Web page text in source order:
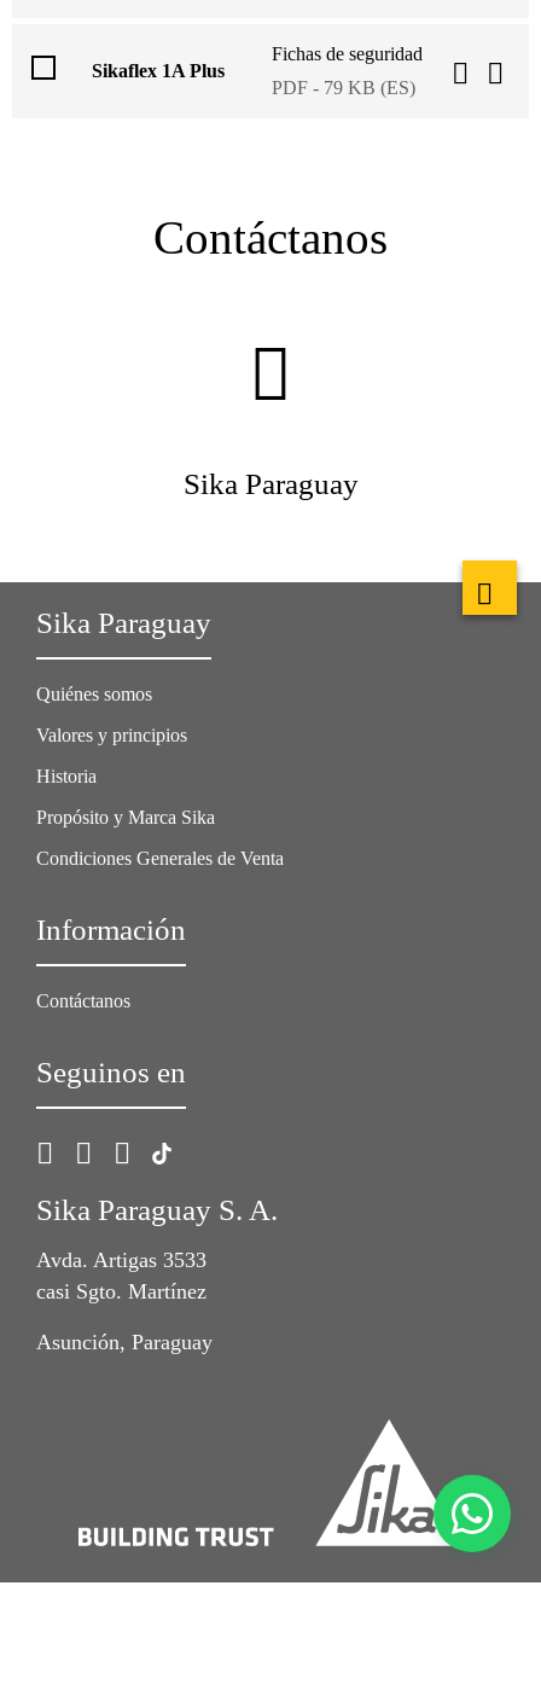
Sikaflex 1A Plus
Fichas de seguridad
PDF - 79 KB (ES)
Contáctanos
Sika Paraguay
Sika Paraguay
Quiénes somos
Valores y principios
Historia
Propósito y Marca Sika
Condiciones Generales de Venta
Información
Contáctanos
Seguinos en
Sika Paraguay S. A.
Avda. Artigas 3533
casi Sgto. Martínez
Asunción, Paraguay